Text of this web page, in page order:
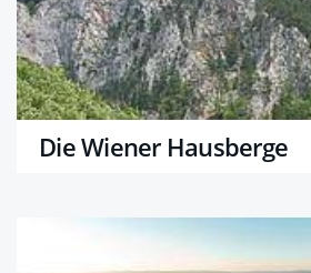
Die Wiener Hausberge